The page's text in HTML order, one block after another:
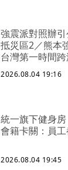
強震派對照辦
抵災區2／熊本
台灣第一時間
2026.08.04 19:16
統一旗下健身
會籍卡關：員
2026.08.04 19:45